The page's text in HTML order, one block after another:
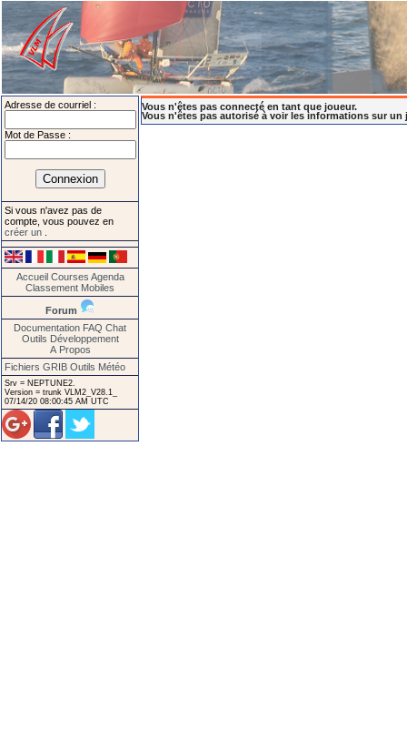
Adresse de courriel :
Mot de Passe :
Si vous n'avez pas de
compte, vous pouvez en
créer un
Accueil Courses Agenda
Classement Mobiles
Forum
Documentation FAQ Chat
Outils Développement
A Propos
Fichiers GRIB Outils Météo
Srv = NEPTUNE2.
Version = trunk VLM2_V28.1_
07/14/20 08:00:45 AM UTC
Vous n'êtes pas connecté en tant que joueur.
Vous n'êtes pas autorisé à voir les informations sur un